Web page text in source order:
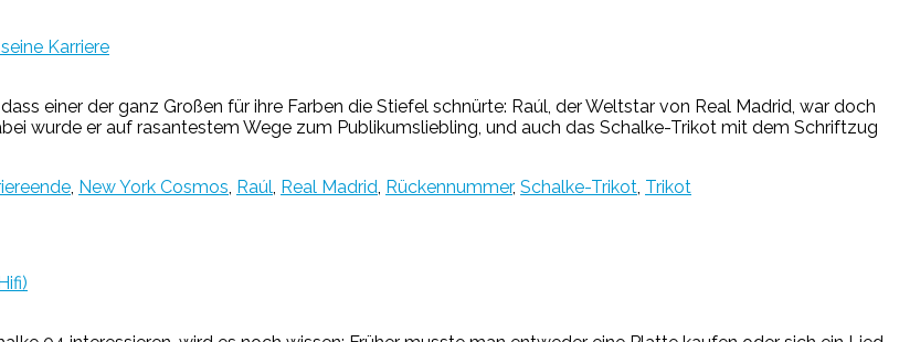
Karriere
einer der ganz Großen für ihre Farben die Stiefel schnürte: Raúl, der Weltstar von Real Madrid, war doch
wurde er auf rasantestem Wege zum Publikumsliebling, und auch das Schalke-Trikot mit dem Schriftzug
New York Cosmos Raúl Real Madrid Rückennummer, Schalke-Trikot Trikot